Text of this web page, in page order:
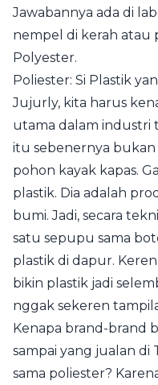
Jawabannya ada di
nempel di kerah atau
Polyester.
Poliester: Si Plastik
Jujurly, kita harus
utama dalam industri
itu sebenernya
pohon kayak kapas.
plastik. Dia adalah
bumi. Jadi, secara
satu sepupu sama
plastik di dapur.
bikin plastik jadi
nggak sekeren
Kenapa brand-brand
sampai yang jualan di
sama poliester?